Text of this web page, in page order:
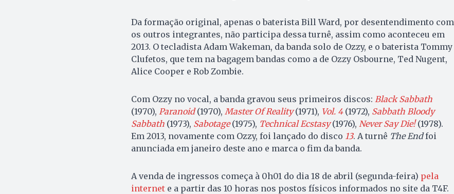
Da formação original, apenas o baterista Bill Ward, por desentendimento com
os outros integrantes, não participa dessa turnê, assim como aconteceu em
2013. O tecladista Adam Wakeman, da banda solo de Ozzy, e o baterista Tommy
Clufetos, que tem na bagagem bandas como a de Ozzy Osbourne, Ted Nugent,
Alice Cooper e Rob Zombie.
Com Ozzy no vocal, a banda gravou seus primeiros discos: Black Sabbath
(1970), Paranoid (1970), Master Of Reality(1971), Vol. 4 (1972), Sabbath Bloody
Sabbath(1973), Sabotage(1975), Technical Ecstasy(1976), Never Say Die!(1978).
Em 2013, novamente com Ozzy, foi lançado do disco 13. A turnê The Endfoi
anunciada em janeiro deste ano e marca o fim da banda.
A venda de ingressos começa à 0h01 do dia 18 de abril (segunda-feira) pela
internete a partir das 10 horas nos postos físicos informados no site da T4F.